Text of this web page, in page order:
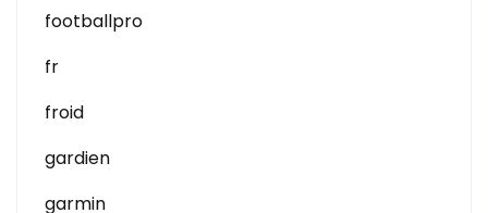
footballpro
fr
froid
gardien
garmin